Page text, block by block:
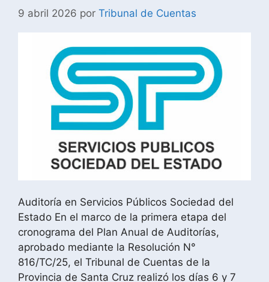
9 abril 2026 por Tribunal de Cuentas
Auditoría en Servicios Públicos Sociedad del
Estado En el marco de la primera etapa del
cronograma del Plan Anual de Auditorías,
aprobado mediante la Resolución N°
816/TC/25, el Tribunal de Cuentas de la
Provincia de Santa Cruz realizó los días 6 y 7